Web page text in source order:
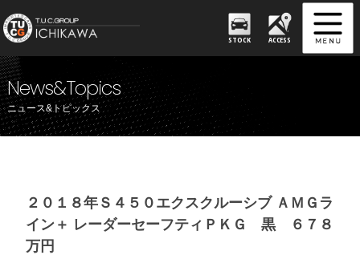
STOCK ACCESS
News&Topics
ニュース&トピックス
２０１８年Ｓ４５０エクスクルーシブ ＡＭＧラ
イン＋ レーダーセーフティＰＫＧ 黒 ６７８
万円